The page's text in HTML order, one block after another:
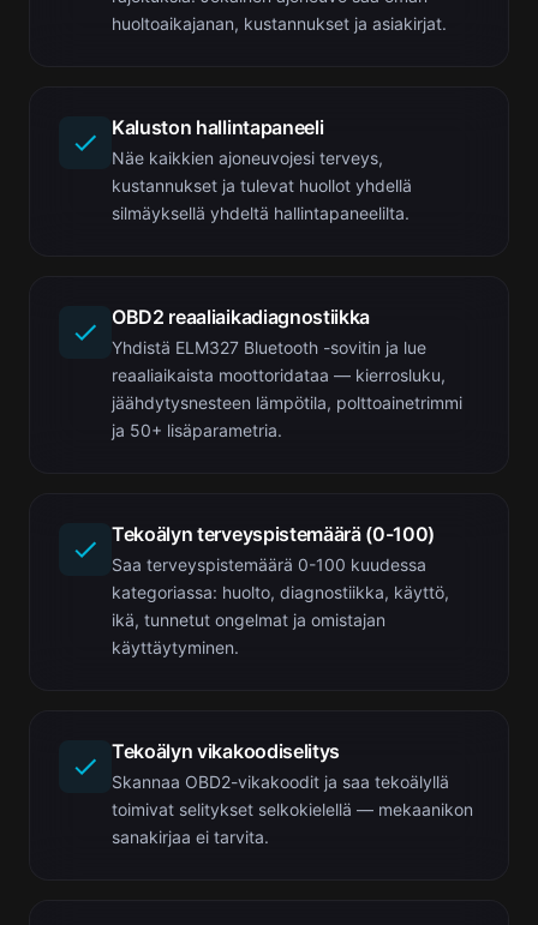
huoltoaikajanan, kustannukset ja asiakirjat.
Kaluston hallintapaneeli
Näe kaikkien ajoneuvojesi terveys,
kustannukset ja tulevat huollot yhdellä
silmäyksellä yhdeltä hallintapaneelilta.
OBD2 reaaliaikadiagnostiikka
Yhdistä ELM327 Bluetooth -sovitin ja lue
reaaliaikaista moottoridataa — kierrosluku,
jäähdytysnesteen lämpötila, polttoainetrimmi
ja 50+ lisäparametria.
Tekoälyn terveyspistemäärä (0-100)
Saa terveyspistemäärä 0-100 kuudessa
kategoriassa: huolto, diagnostiikka, käyttö,
ikä, tunnetut ongelmat ja omistajan
käyttäytyminen.
Tekoälyn vikakoodiselitys
Skannaa OBD2-vikakoodit ja saa tekoälyllä
toimivat selitykset selkokielellä — mekaanikon
sanakirjaa ei tarvita.